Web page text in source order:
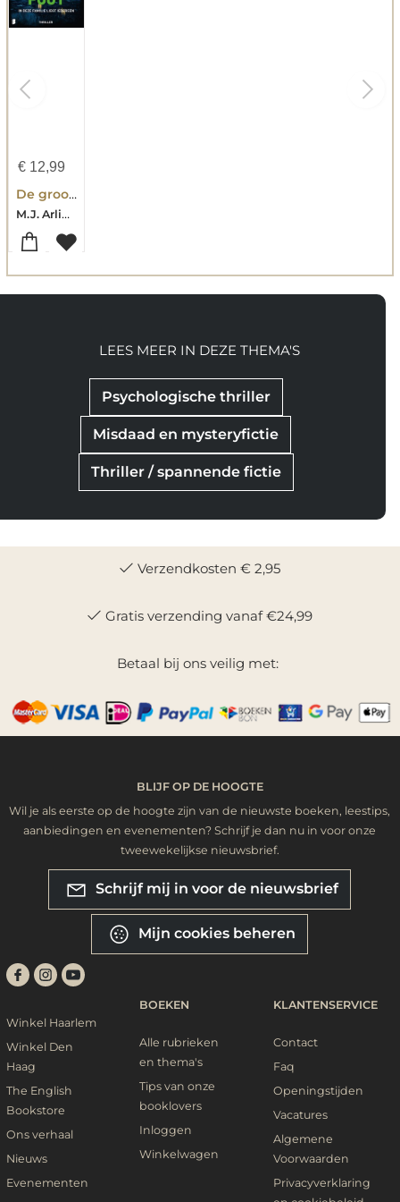
€12,99
De grootste fout
M.J. Arlidge-Lisa Hall
Psychologische thriller
Misdaad en mysteryfictie
Thriller / spannende fictie
LEES MEER IN DEZE THEMA'S
Verzendkosten € 2,95
Gratis verzending vanaf €24,99
Betaal bij ons veilig met:
BLIJF OP DE HOOGTE
Wil je als eerste op de hoogte zijn van de nieuwste boeken, leestips,
aanbiedingen en evenementen? Schrijf je dan nu in voor onze
tweewekelijkse nieuwsbrief.
Schrijf mij in voor de nieuwsbrief
Mijn cookies beheren
Winkel Haarlem
Winkel Den
Haag
The English
Bookstore
Ons verhaal
Nieuws
Evenementen
BOEKEN
Alle rubrieken
en thema's
Tips van onze
booklovers
Inloggen
Winkelwagen
KLANTENSERVICE
Contact
Faq
Openingstijden
Vacatures
Algemene
Voorwaarden
Privacyverklaring